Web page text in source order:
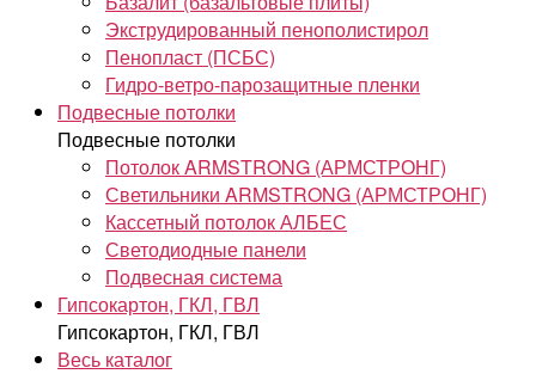
Экструдированный пенополистирол
Пенопласт (ПСБС)
Гидро-ветро-парозащитные пленки
Подвесные потолки
Подвесные потолки
Потолок ARMSTRONG (АРМСТРОНГ)
Светильники ARMSTRONG (АРМСТРОНГ)
Кассетный потолок АЛБЕС
Светодиодные панели
Подвесная система
Гипсокартон, ГКЛ, ГВЛ
Гипсокартон, ГКЛ, ГВЛ
Весь каталог